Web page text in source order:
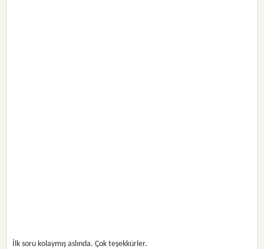
İlk soru kolaymış aslında. Çok teşekkürler.